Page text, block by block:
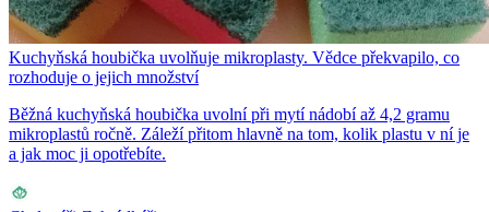
Kuchyňská houbička uvolňuje mikroplasty. Vědce překvapilo, co
rozhoduje o jejich množství
Běžná kuchyňská houbička uvolní při mytí nádobí až 4,2 gramu
mikroplastů ročně. Záleží přitom hlavně na tom, kolik plastu v ní je
a jak moc ji opotřebíte.